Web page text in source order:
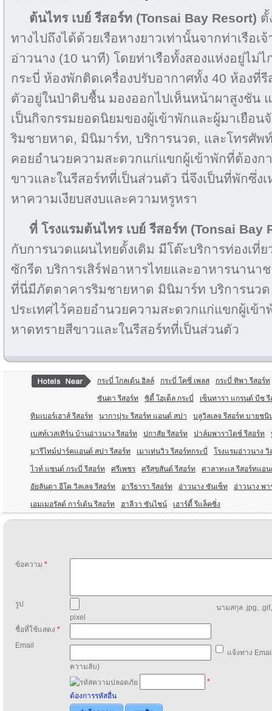
ต้นไทร เบย์ รีสอร์ท (Tonsai Bay Resort) ตั้
ทางไปถึงได้ด้วยเรือหางยาวเท่านั้นจากท่าเรือเ
อ่าวนาง (10 นาที) โดยท่าเรือทั้งสองแห่งอยู่ไม่
กระบี่ ห้องพักติดเครื่องปรับอากาศทั้ง 40 ห้องที่
ตัวอยู่ในป่าดิบชื้น มองออกไปเห็นหน้าผาสูงชัน
เป็นกิจกรรมยอดนิยมของผู้เข้าพักและผู้มาเยือ
ริมชายหาด, มินิมาร์ท, บริการนวด, และโทรศัพ
คอยอำนวยความสะดวกแก่แขกผู้เข้าพักที่ต้องก
ขาวและในรีสอร์ทที่เป็นส่วนตัว นี่จึงเป็นที่พักซึ่ง
หาความเงียบสงบและความหรูหรา
ที่ โรงแรมต้นไทร เบย์ รีสอร์ท (Tonsai Bay
กับการนวดแผนไทยดั้งเดิม มีโต๊ะบริการท่องเที่
ซักรีด บริการเสิร์ฟอาหารไทยและอาหารนานา
ที่นี่มีภัตตาคารริมชายหาด มินิมาร์ท บริการนวด
ประเทศไว้คอยอำนวยความสะดวกแก่แขกผู้เข้า
หาดทรายสีขาวและในรีสอร์ทที่เป็นส่วนตัว
กระบี่ โกลเด้น ฮิลล์ กระบี่ โคซี่ เพลส กระบี่ ทิพา รีสอร์ท
ซันดา รีสอร์ท ซิตี้ โฮเต็ล กระบี่ เซ็นทารา แกรนด์ บีช
ทิมเบอร์เฮาส์ รีสอร์ท นากาปุระ รีสอร์ท แอนด์ สปา บลูวิลเลจ รีสอร์ท บายชนิ
เบสท์เวสเทิร์น บ้านอ่าวนาง รีสอร์ท ปกาสัย รีสอร์ท ปาล์มพาราไดซ์ รีสอร์ท
มารีไทม์ปาร์คแอนด์ สปา รีสอร์ท เมาเท่นวิว รีสอร์ทกระบี่ โรงแรมอ่าวนาง วิ
ไวท์ แซนด์ กระบี่ รีสอร์ท ศรีเพชร ศรีสุขสันต์ รีสอร์ท ศาลาทะเล รีสอร์ทแอ
อัยลันดา อีโค วิลเลจ รีสอร์ท อารีธารา รีสอร์ท อ่าวนาง ซันเซ็ท อ่าวนาง พา
เอมเมอรัลด์ การ์เด้น รีสอร์ท ฮาลีวา ซันไชน์ เฮาร์ดี้ รีแล็คซิ่ง
ข้อความ *
รูป
นามสกุล .jpg,
pixel
ชื่อที่ใช้แสดง *
Email
แจ้งทาง
ความลับ)
*
ต้องการรหัสอื่น